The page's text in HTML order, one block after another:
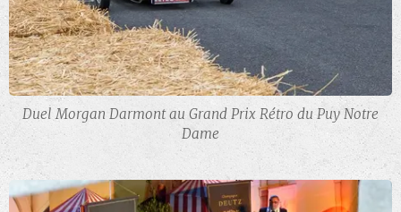
Duel Morgan Darmont au Grand Prix Rétro du Puy Notre
Dame